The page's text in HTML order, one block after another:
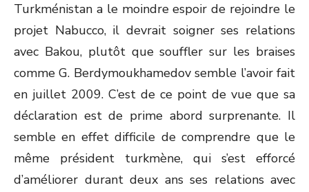
Turkménistan a le moindre espoir de rejoindre le
projet Nabucco, il devrait soigner ses relations
avec Bakou, plutôt que souffler sur les braises
comme G. Berdymoukhamedov semble l’avoir fait
en juillet 2009. C’est de ce point de vue que sa
déclaration est de prime abord surprenante. Il
semble en effet difficile de comprendre que le
même président turkmène, qui s’est efforcé
d’améliorer durant deux ans ses relations avec